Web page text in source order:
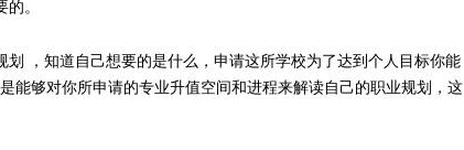
。
，知道自己想要的是什么，申请这所学校为了达到个人目标你能
能够对你所申请的专业升值空间和进程来解读自己的职业规划，这